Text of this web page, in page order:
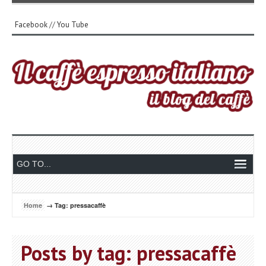
Facebook//You Tube
Home → Tag: pressacaffè
Posts by tag: pressacaffè